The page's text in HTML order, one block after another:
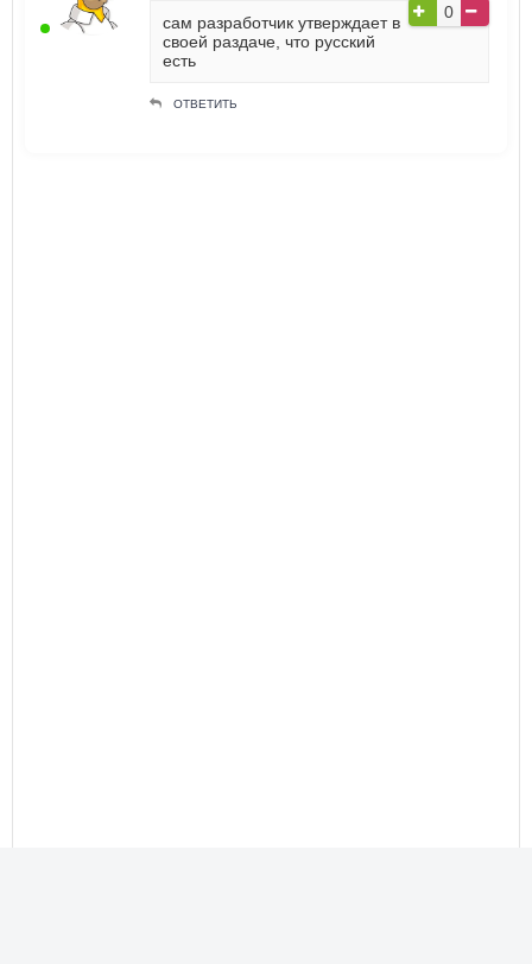
0
сам разработчик утверждает в
своей раздаче, что русский
есть
ОТВЕТИТЬ